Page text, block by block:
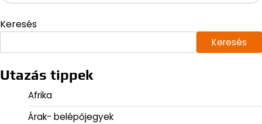
Keresés
Keresés
Utazás tippek
Afrika
Árak- belépőjegyek